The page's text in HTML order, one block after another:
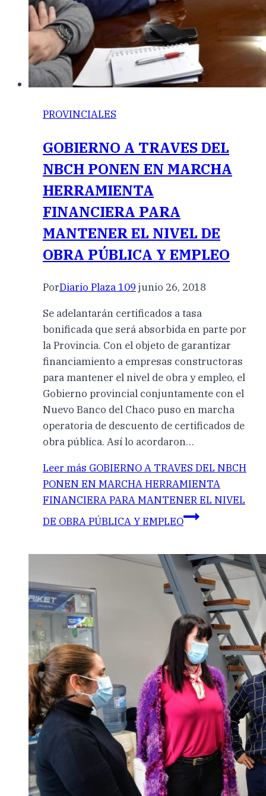
PROVINCIALES
GOBIERNO A TRAVES DEL
NBCH PONEN EN MARCHA
HERRAMIENTA
FINANCIERA PARA
MANTENER EL NIVEL DE
OBRA PÚBLICA Y EMPLEO
PorDiario Plaza 109 junio 26, 2018
Se adelantarán certificados a tasa
bonificada que será absorbida en parte por
la Provincia. Con el objeto de garantizar
financiamiento a empresas constructoras
para mantener el nivel de obra y empleo, el
Gobierno provincial conjuntamente con el
Nuevo Banco del Chaco puso en marcha
operatoria de descuento de certificados de
obra pública. Así lo acordaron…
Leer más GOBIERNO A TRAVES DEL NBCH
PONEN EN MARCHA HERRAMIENTA
FINANCIERA PARA MANTENER EL NIVEL
DE OBRA PÚBLICA Y EMPLEO